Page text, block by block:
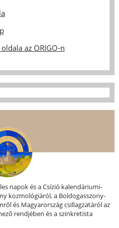
az ORIGO-n
napok és a Csízió kalendáriumi-
kozmológiáról, a Boldogasszony-
és Magyarország csillagzatáról az
rendjében és a szinkretista